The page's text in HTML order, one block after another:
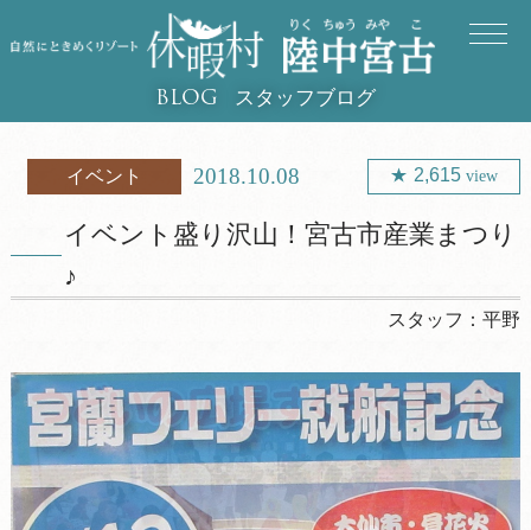
BLOG スタッフブログ
イベント 2018.10.08 2,615view
イベント盛り沢山！宮古市産業まつり
♪
スタッフ：平野